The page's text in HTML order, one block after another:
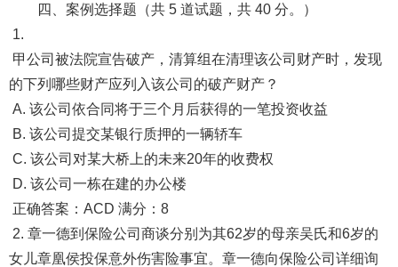
四、案例选择题（共 5 道试题，共 40 分。）
1.
甲公司被法院宣告破产，清算组在清理该公司财产时，发现
的下列哪些财产应列入该公司的破产财产？
A. 该公司依合同将于三个月后获得的一笔投资收益
B. 该公司提交某银行质押的一辆轿车
C. 该公司对某大桥上的未来20年的收费权
D. 该公司一栋在建的办公楼
正确答案：ACD 满分：8
2. 章一德到保险公司商谈分别为其62岁的母亲吴氏和6岁的
女儿章凰侯投保意外伤害险事宜。章一德向保险公司详细询